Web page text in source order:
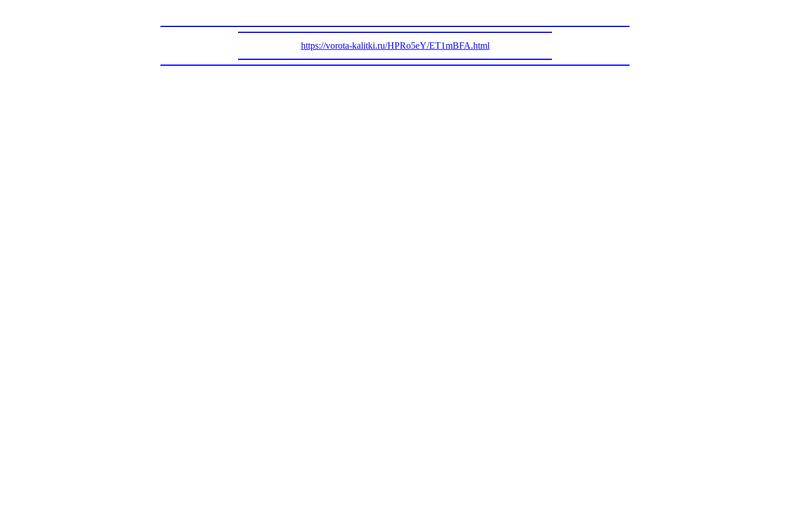
https://vorota-kalitki.ru/HPRo5eY/ET1mBFA.html